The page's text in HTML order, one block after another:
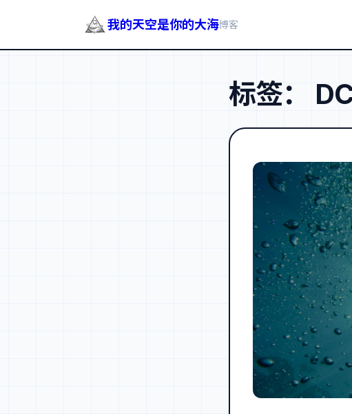
我的天空是你的大海博客
标签：